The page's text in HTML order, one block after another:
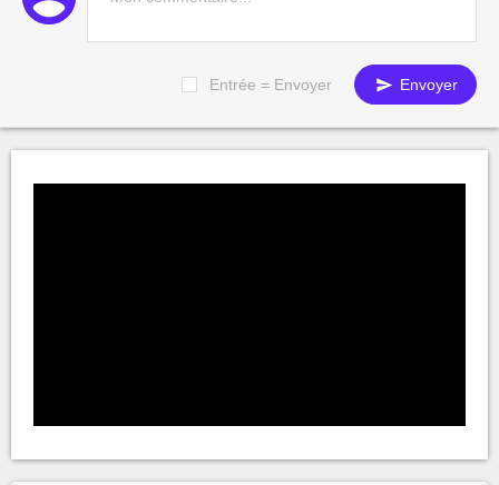
Entrée = Envoyer Envoyer